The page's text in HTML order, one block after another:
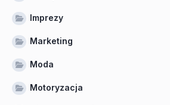
Imprezy
Marketing
Moda
Motoryzacja